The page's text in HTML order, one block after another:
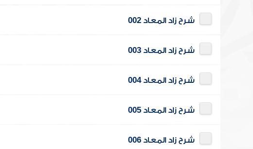
شرح زاد المعاد 002
شرح زاد المعاد 003
شرح زاد المعاد 004
شرح زاد المعاد 005
شرح زاد المعاد 006